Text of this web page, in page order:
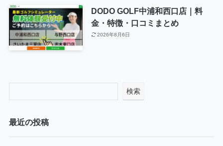
DODO GOLF中浦和西口店｜料
金・特徴・口コミまとめ
2026年8月6日
検索
最近の投稿